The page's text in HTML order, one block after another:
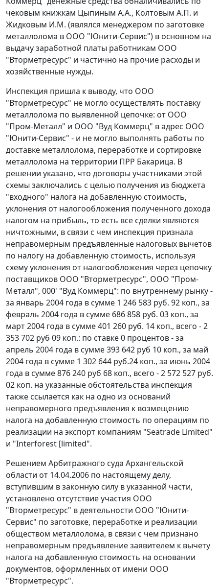
чековым книжкам Цыпиным А.А., Колтовым А.П. и
Жидковым И.М. (являлся менеджером по заготовке
металлолома в ООО "Юнити-Сервис") в основном на
выдачу заработной платы работникам ООО
"Вторметресурс" и частично на прочие расходы и
хозяйственные нужды.
Инспекция пришла к выводу, что ООО
"Вторметресурс" не могло осуществлять поставку
металлолома по выявленной цепочке: от ООО
"Пром-Металл" и ООО "Вуд Коммерц" в адрес ООО
"Юнити-Сервис" - и не могло выполнять работы по
доставке металлолома, переработке и сортировке
металлолома на территории ПРР Бакарица. В
решении указано, что договоры участниками этой
схемы заключались с целью получения из бюджета
"входного" налога на добавленную стоимость,
уклонения от налогообложения полученного дохода
налогом на прибыль, то есть все сделки являются
ничтожными, в связи с чем инспекция признала
неправомерным предъявленные налоговых вычетов
по налогу на добавленную стоимость, используя
схему уклонения от налогообложения через цепочку
поставщиков ООО "Вторметресурс", ООО "Пром-
Металл", 000' "Вуд Коммерц": по внутреннему рынку -
за январь 2004 года в сумме 1 246 583 руб. 92 коп., за
февраль 2004 года в сумме 686 858 руб. 03 коп., за
март 2004 года в сумме 401 260 руб. 14 коп., всего - 2
353 702 руб 09 коп.: по ставке 0 процентов - за
апрель 2004 года в сумме 393 642 руб 10 коп., за май
2004 года в сумме 1 302 644 руб.24 коп., за июнь 2004
года в сумме 876 240 руб 68 коп., всего - 2 572 527 руб.
02 коп. на указанные обстоятельства инспекция
также ссылается как на одно из оснований
неправомерного предъявления к возмещению
налога на добавленную стоимость по операциям по
реализации на экспорт компаниям "Seatrade Limited"
и "Interforest [limited".
Решением Арбитражного суда Архангельской
области от 14.04.2006 по настоящему делу,
вступившим в законную силу в указанной части,
установлено отсутствие участия ООО
"Вторметресурс" в деятельности ООО "Юнити-
Сервис" по заготовке, переработке и реализации
обществом металлолома, в связи с чем признано
неправомерным предъявление заявителем к вычету
налога на добавленную стоимость на основании
документов, оформленных от имени ООО
"Вторметресурс".